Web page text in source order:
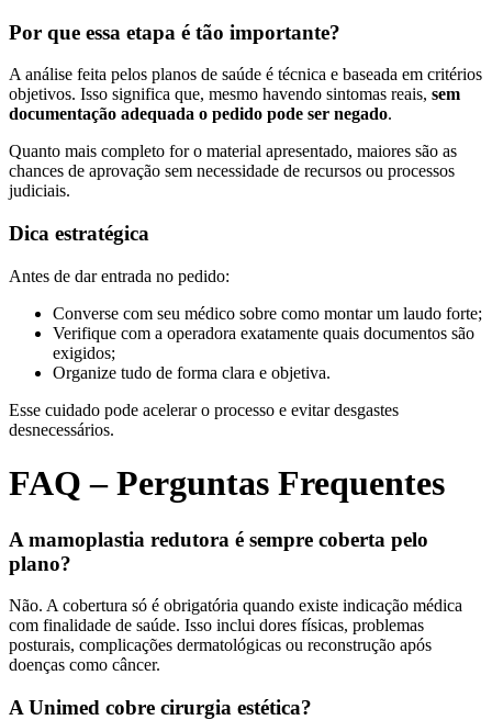
Por que essa etapa é tão importante?
A análise feita pelos planos de saúde é técnica e baseada em critérios
objetivos. Isso significa que, mesmo havendo sintomas reais, sem
documentação adequada o pedido pode ser negado.
Quanto mais completo for o material apresentado, maiores são as
chances de aprovação sem necessidade de recursos ou processos
judiciais.
Dica estratégica
Antes de dar entrada no pedido:
Converse com seu médico sobre como montar um laudo forte;
Verifique com a operadora exatamente quais documentos são
exigidos;
Organize tudo de forma clara e objetiva.
Esse cuidado pode acelerar o processo e evitar desgastes
desnecessários.
FAQ – Perguntas Frequentes
A mamoplastia redutora é sempre coberta pelo
plano?
Não. A cobertura só é obrigatória quando existe indicação médica
com finalidade de saúde. Isso inclui dores físicas, problemas
posturais, complicações dermatológicas ou reconstrução após
doenças como câncer.
A Unimed cobre cirurgia estética?